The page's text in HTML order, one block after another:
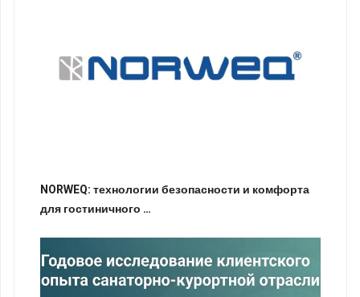
NORWEQ: технологии безопасности и комфорта
для гостиничного …